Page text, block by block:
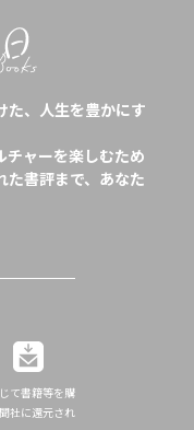
た、人生を豊かにす
チャーを楽しむため
た書評まで、あなた
て書籍等を購
社に還元され